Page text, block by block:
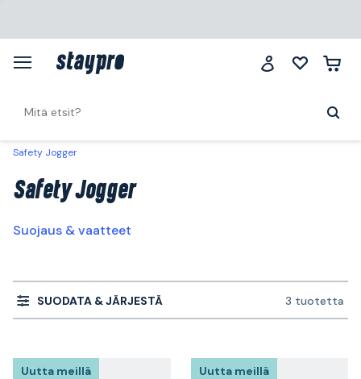
Safety Jogger
Safety Jogger
Suojaus & vaatteet
SUODATA & JÄRJESTÄ 3 tuotetta
Uutta meillä
Uutta meillä